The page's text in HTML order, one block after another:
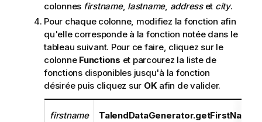
colonnes firstname, lastname, addresset city.
Pour chaque colonne, modifiez la fonction afin
qu'elle corresponde à la fonction notée dans le
tableau suivant. Pour ce faire, cliquez sur le
colonne Functions et parcourez la liste de
fonctions disponibles jusqu'à la fonction
désirée puis cliquez sur OKafin de valider.
firstname TalendDataGenerator.getFirstName